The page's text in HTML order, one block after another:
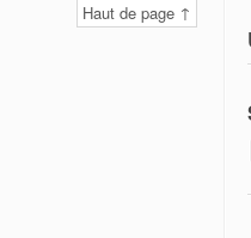
Haut de page ↑